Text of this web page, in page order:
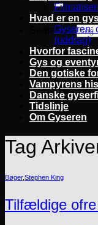
Search for:
Hvad er en
Gyseren:
(uddrag)
Hvorfor
Gys og
Den gotiske
Vampyrens
Danske
Tidslinje
Om Gyseren
Tag
Bøger,Stephen King
Tilfældige